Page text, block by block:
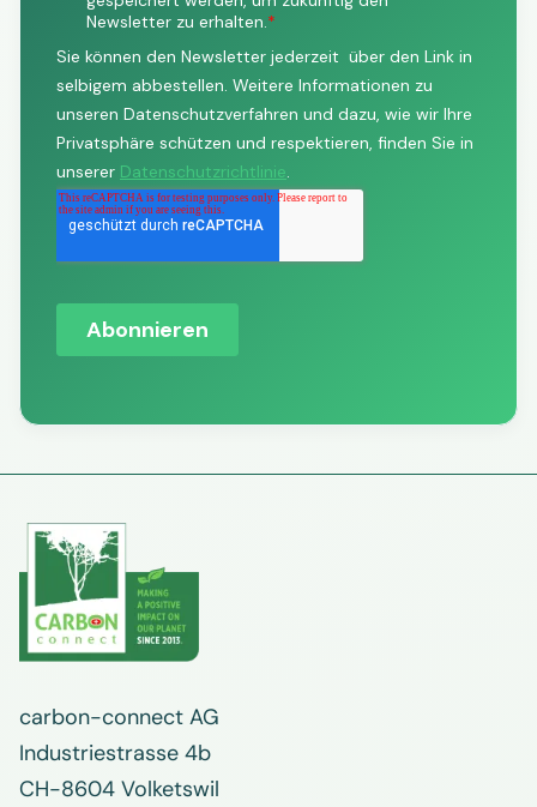
carbon-connect AG
Industriestrasse 4b
CH-8604 Volketswil